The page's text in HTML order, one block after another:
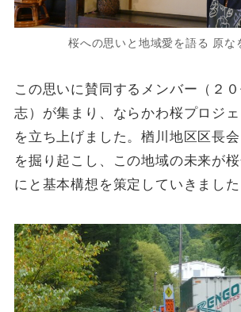
桜への思いと地域愛を語る 原な
この思いに賛同するメンバー（２
志）が集まり、ならかわ桜プロジ
を立ち上げました。楢川地区区長
を掘り起こし、この地域の未来が
にと基本構想を策定していきました